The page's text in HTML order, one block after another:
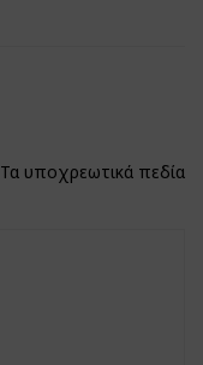
Τα υποχρεωτικά πεδία